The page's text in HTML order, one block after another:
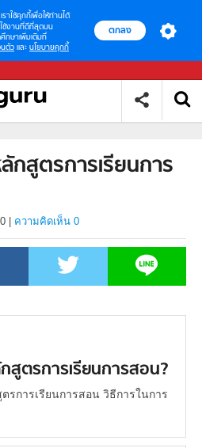
เราใช้คุกกี้เพื่อให้ท่านได้
ช้งานที่ดีที่สุดบน
ศึกษาเพิ่มเติมที่
นตัว และ นโยบายคุกกี้
ตกลง
กสูตรการเรียนการ
0 ความคิดเห็น 0
สูตรการเรียนการสอน?
รการเรียนการสอน วิธีการในการ